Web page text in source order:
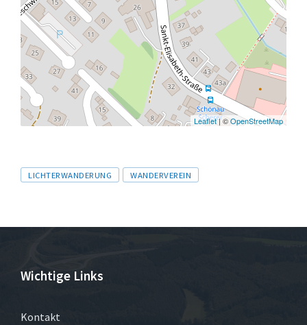
Leaflet| ©OpenStreetMap
Tags
LICHTERWANDERUNG WANDERVEREIN
Wichtige Links
Kontakt